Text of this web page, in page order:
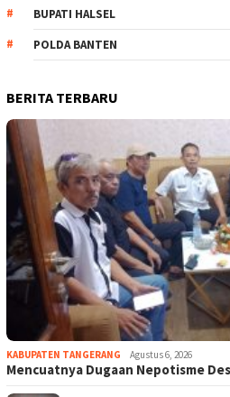
BUPATI HALSEL
POLDA BANTEN
BERITA TERBARU
KABUPATEN TANGERANG Agustus 6, 2026
Mencuatnya Dugaan Nepotisme